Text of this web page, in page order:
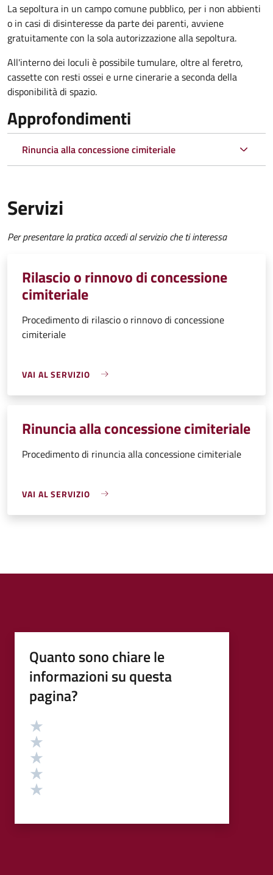
La sepoltura in un campo comune pubblico, per i non abbienti
o in casi di disinteresse da parte dei parenti, avviene
gratuitamente con la sola autorizzazione alla sepoltura.
All'interno dei loculi è possibile tumulare, oltre al feretro,
cassette con resti ossei e urne cinerarie a seconda della
disponibilità di spazio.
Approfondimenti
Rinuncia alla concessione cimiteriale
Servizi
Per presentare la pratica accedi al servizio che ti interessa
Rilascio o rinnovo di concessione
cimiteriale
Procedimento di rilascio o rinnovo di concessione
cimiteriale
VAI AL SERVIZIO
Rinuncia alla concessione cimiteriale
Procedimento di rinuncia alla concessione cimiteriale
VAI AL SERVIZIO
Quanto sono chiare le
informazioni su questa
pagina?
Valutazione